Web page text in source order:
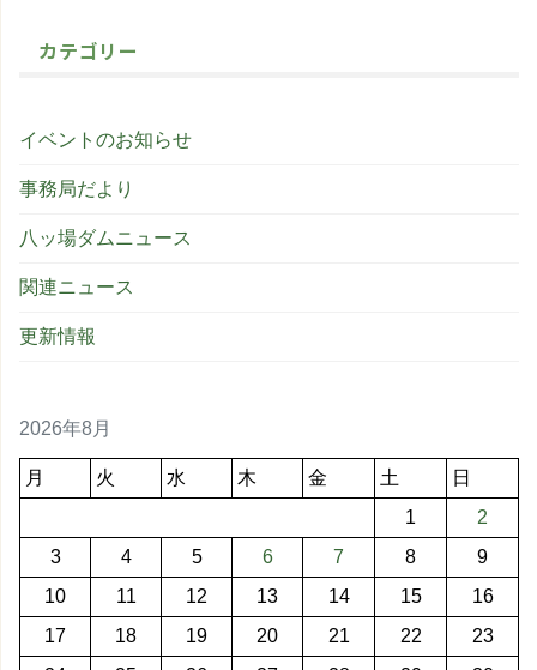
カテゴリー
イベントのお知らせ
事務局だより
八ッ場ダムニュース
関連ニュース
更新情報
2026年8月
月 火 水 木 金 土
日
1
2
3
4 5 6 7 8
9
10
11 12 13 14 15
16
17
18 19 20 21 22
23